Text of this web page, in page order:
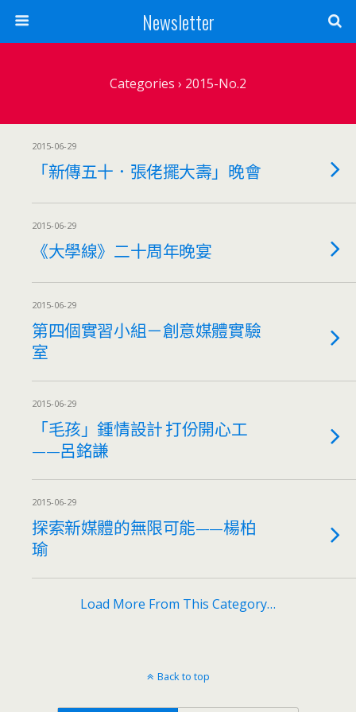
Newsletter
Categories › 2015-No.2
2015-06-29
「新傳五十．張佬擺大壽」晚會
2015-06-29
《大學線》二十周年晚宴
2015-06-29
第四個實習小組－創意媒體實驗
室
2015-06-29
「毛孩」鍾情設計 打份開心工
——呂銘謙
2015-06-29
探索新媒體的無限可能——楊柏
瑜
Load More From This Category…
Back to top